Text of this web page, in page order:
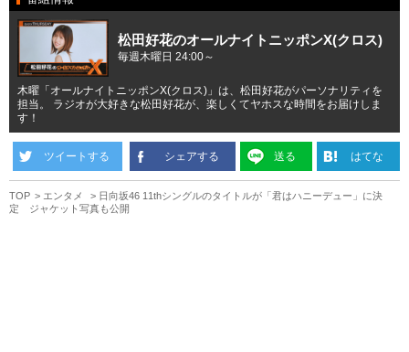
松田好花のオールナイトニッポンX(クロス)
毎週木曜日 24:00～
木曜「オールナイトニッポンX(クロス)」は、松田好花がパーソナリティを
担当。 ラジオが大好きな松田好花が、楽しくてヤホスな時間をお届けしま
す！
ツイートする シェアする 送る はてな
TOP エンタメ
日向坂46 11thシングルのタイトルが「君はハニーデュー」に決
定 ジャケット写真も公開